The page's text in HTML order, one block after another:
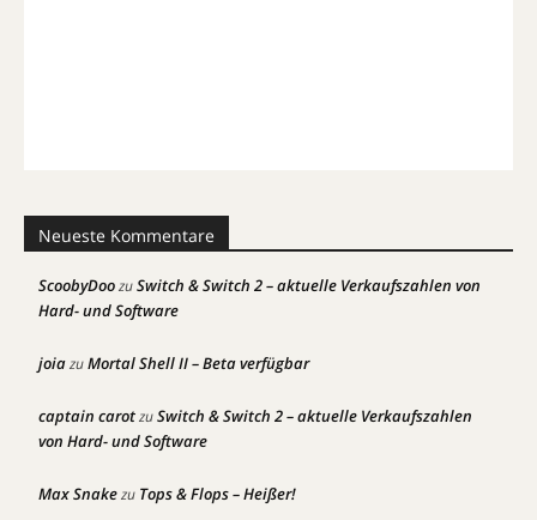
Neueste Kommentare
ScoobyDoozuSwitch & Switch 2 – aktuelle Verkaufszahlen von
Hard- und Software
joiazuMortal Shell II – Beta verfügbar
captain carotzuSwitch & Switch 2 – aktuelle Verkaufszahlen
von Hard- und Software
Max Snakezu Tops & Flops – Heißer!